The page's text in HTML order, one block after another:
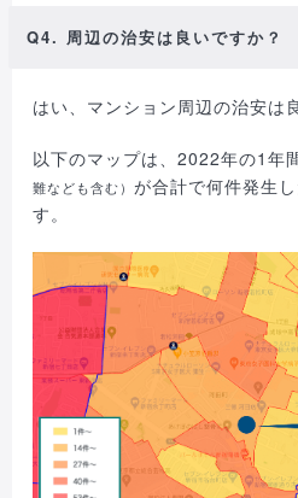
Q4. 周辺の治安は良いですか？
はい、マンション周辺の治安は
以下のマップは、2022年の1年
難なども含む）が合計で何件発生
す。